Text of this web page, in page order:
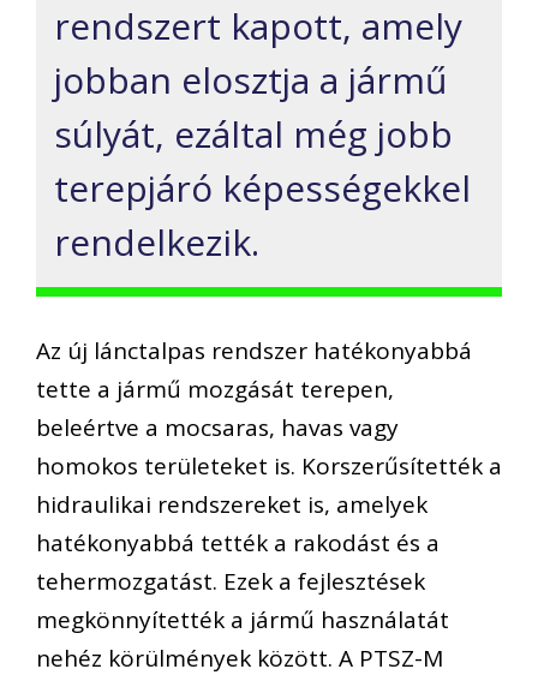
rendszert kapott, amely
jobban elosztja a jármű
súlyát, ezáltal még jobb
terepjáró képességekkel
rendelkezik.
Az új lánctalpas rendszer hatékonyabbá
tette a jármű mozgását terepen,
beleértve a mocsaras, havas vagy
homokos területeket is. Korszerűsítették a
hidraulikai rendszereket is, amelyek
hatékonyabbá tették a rakodást és a
tehermozgatást. Ezek a fejlesztések
megkönnyítették a jármű használatát
nehéz körülmények között. A PTSZ-M